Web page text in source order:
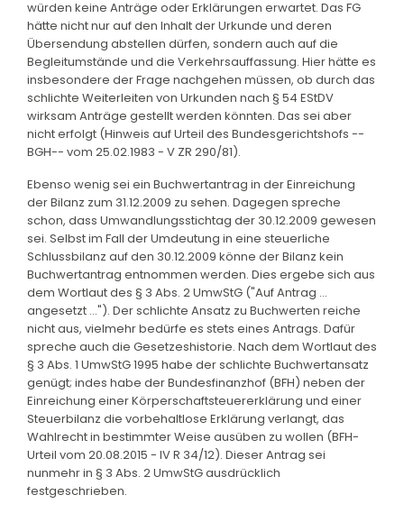
würden keine Anträge oder Erklärungen erwartet. Das FG
hätte nicht nur auf den Inhalt der Urkunde und deren
Übersendung abstellen dürfen, sondern auch auf die
Begleitumstände und die Verkehrsauffassung. Hier hätte es
insbesondere der Frage nachgehen müssen, ob durch das
schlichte Weiterleiten von Urkunden nach § 54 EStDV
wirksam Anträge gestellt werden könnten. Das sei aber
nicht erfolgt (Hinweis auf Urteil des Bundesgerichtshofs --
BGH-- vom 25.02.1983 - V ZR 290/81).
Ebenso wenig sei ein Buchwertantrag in der Einreichung
der Bilanz zum 31.12.2009 zu sehen. Dagegen spreche
schon, dass Umwandlungsstichtag der 30.12.2009 gewesen
sei. Selbst im Fall der Umdeutung in eine steuerliche
Schlussbilanz auf den 30.12.2009 könne der Bilanz kein
Buchwertantrag entnommen werden. Dies ergebe sich aus
dem Wortlaut des § 3 Abs. 2 UmwStG ("Auf Antrag ...
angesetzt ..."). Der schlichte Ansatz zu Buchwerten reiche
nicht aus, vielmehr bedürfe es stets eines Antrags. Dafür
spreche auch die Gesetzeshistorie. Nach dem Wortlaut des
§ 3 Abs. 1 UmwStG 1995 habe der schlichte Buchwertansatz
genügt; indes habe der Bundesfinanzhof (BFH) neben der
Einreichung einer Körperschaftsteuererklärung und einer
Steuerbilanz die vorbehaltlose Erklärung verlangt, das
Wahlrecht in bestimmter Weise ausüben zu wollen (BFH-
Urteil vom 20.08.2015 - IV R 34/12). Dieser Antrag sei
nunmehr in § 3 Abs. 2 UmwStG ausdrücklich
festgeschrieben.